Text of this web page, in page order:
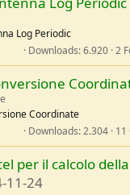
a
e
e
/
a
Log Periodic
0
0
e
e
/
a
Downloads 6.920 2
Coordinate
0
0
t
Downloads 2.304 11
per il calcolo
11-24